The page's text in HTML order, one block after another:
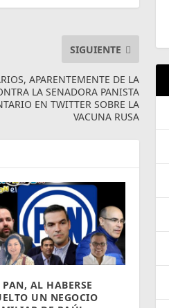
SIGUIENTE
APARENTEMENTE DE LA
LA SENADORA PANISTA
EN TWITTER SOBRE LA
VACUNA RUSA
PAN, AL HABERSE
UN NEGOCIO